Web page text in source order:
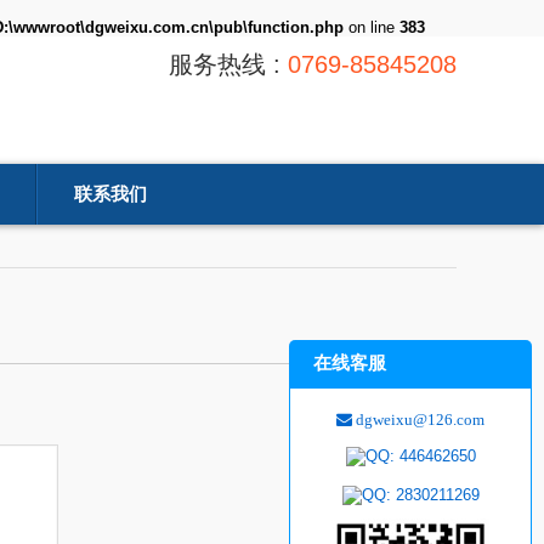
on line 383
服务热线 : 0769-85845208
联系我们
在线客服
dgweixu@126.com